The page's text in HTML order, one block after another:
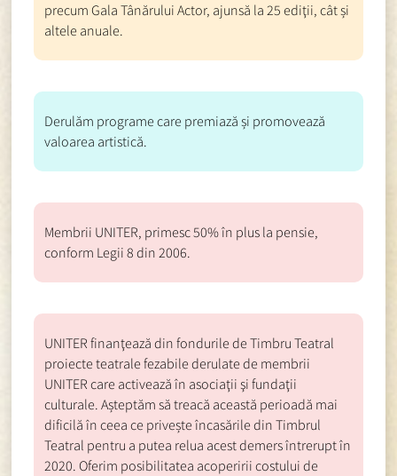
precum Gala Tânărului Actor, ajunsă la 25 ediţii, cât și
altele anuale.
Derulăm programe care premiază și promovează
valoarea artistică.
Membrii UNITER, primesc 50% în plus la pensie,
conform Legii 8 din 2006.
UNITER finanţează din fondurile de Timbru Teatral
proiecte teatrale fezabile derulate de membrii
UNITER care activează în asociaţii şi fundaţii
culturale. Așteptăm să treacă această perioadă mai
dificilă în ceea ce privește încasările din Timbrul
Teatral pentru a putea relua acest demers întrerupt în
2020. Oferim posibilitatea acoperirii costului de